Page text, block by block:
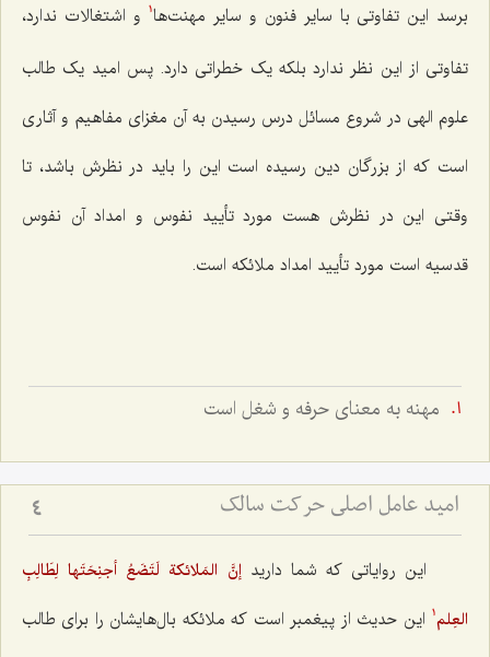
برسد این تفاوتی با سایر فنون و سایر مهنت‌ها1
و اشتغالات ندارد،
تفاوتی از این نظر ندارد بلکه یک خطراتی دارد. پس امید یک طالب
علوم الهی در شروع مسائل درس رسیدن به آن مغزای مفاهیم و آثاری
است که از بزرگان دین‌ رسیده است این را باید در نظرش باشد، تا
وقتی این در نظرش هست مورد تأیید نفوس و امداد آن نفوس
قدسیه است مورد تأیید امداد ملائکه است.
مهنه به معناى حرفه و شغل است
امید عامل اصلی حرکت سالک 4
این روایاتی که شما دارید إنَّ المَلائکة لَتَضَعُ أجنِحَتَها لِطَالِبِ
العِلم‌1
این حدیث از پیغمبر است که ملائکه بال‌هایشان را برای طالب